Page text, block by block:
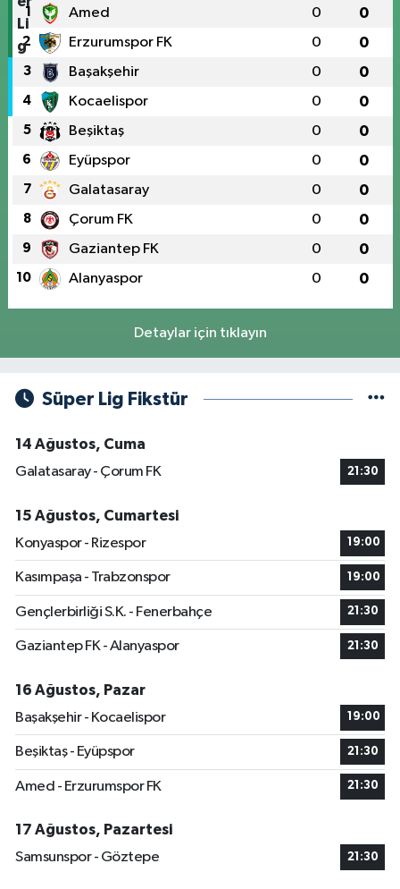
1 Amed 0 0
2 Erzurumspor FK 0 0
3 Başakşehir 0 0
4 Kocaelispor 0 0
5 Beşiktaş 0 0
6 Eyüpspor 0 0
7 Galatasaray 0 0
8 Çorum FK 0 0
9 Gaziantep FK 0 0
10 Alanyaspor 0 0
Detaylar için tıklayın
Süper Lig Fikstür
14 Ağustos, Cuma
Galatasaray - Çorum FK
21:30
15 Ağustos, Cumartesi
Konyaspor - Rizespor
19:00
Kasımpaşa - Trabzonspor 19:00
Gençlerbirliği S.K. - Fenerbahçe 21:30
Gaziantep FK - Alanyaspor 21:30
16 Ağustos, Pazar
Başakşehir - Kocaelispor
19:00
Beşiktaş - Eyüpspor 21:30
Amed - Erzurumspor FK 21:30
17 Ağustos, Pazartesi
Samsunspor - Göztepe
21:30